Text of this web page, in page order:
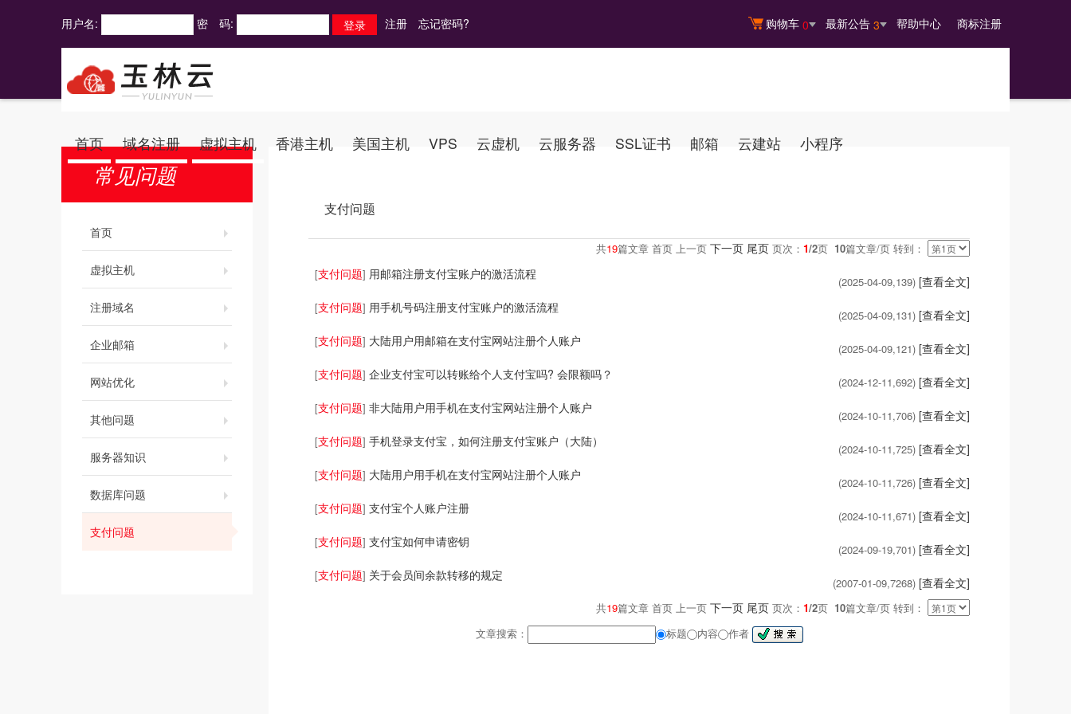
购物车 0 最新公告 3 帮助中心 商标注册
用户名: 密 码: 注册 忘记密码?
首页 域名注册 虚拟主机 香港主机 美国主机 VPS 云虚机 云服务器 SSL证书 邮箱 云建站 小程序
常见问题
首页
虚拟主机
注册域名
企业邮箱
网站优化
其他问题
服务器知识
数据库问题
支付问题
支付问题
共19篇文章 首页 上一页 下一页 尾页 页次： 1/2页 10篇文章/页 转到：
[支付问题] 用邮箱注册支付宝账户的激活流程
(2025-04-09,139) [查看全文]
[支付问题] 用手机号码注册支付宝账户的激活流程
(2025-04-09,131) [查看全文]
[支付问题] 大陆用户用邮箱在支付宝网站注册个人账户
(2025-04-09,121) [查看全文]
[支付问题] 企业支付宝可以转账给个人支付宝吗? 会限额吗？
(2024-12-11,692) [查看全文]
[支付问题] 非大陆用户用手机在支付宝网站注册个人账户
(2024-10-11,706) [查看全文]
[支付问题] 手机登录支付宝，如何注册支付宝账户（大陆）
(2024-10-11,725) [查看全文]
[支付问题] 大陆用户用手机在支付宝网站注册个人账户
(2024-10-11,726) [查看全文]
[支付问题] 支付宝个人账户注册
(2024-10-11,671) [查看全文]
[支付问题] 支付宝如何申请密钥
(2024-09-19,701) [查看全文]
[支付问题] 关于会员间余款转移的规定
(2007-01-09,7268) [查看全文]
共19篇文章 首页 上一页 下一页 尾页 页次： 1/2页 10篇文章/页 转到：
文章搜索：
标题 内容 作者